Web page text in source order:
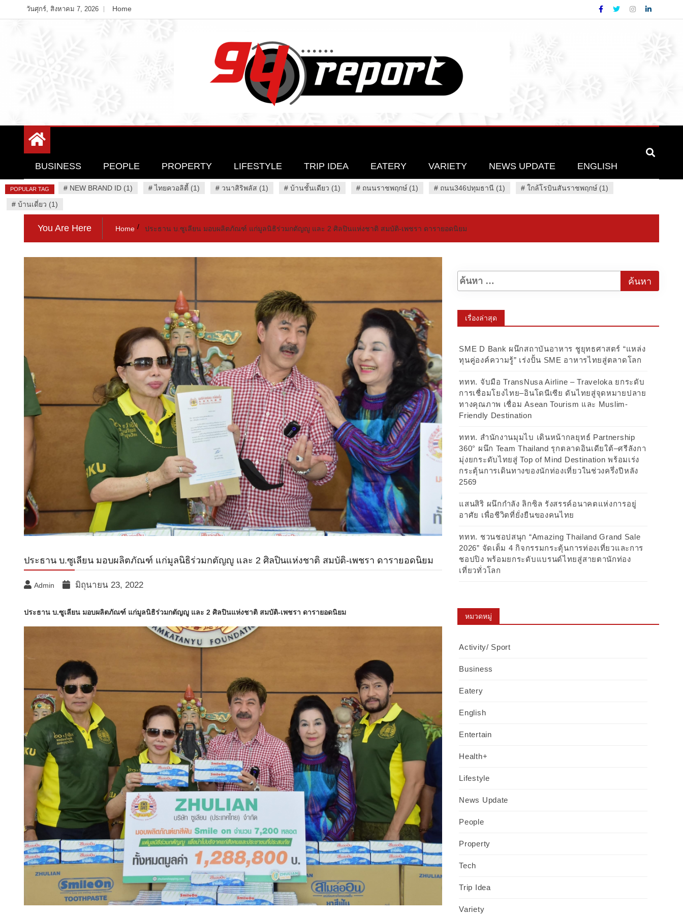
to
วันศุกร์, สิงหาคม 7, 2026 Home
94 Report.com
BUSINESS PEOPLE PROPERTY LIFESTYLE TRIP IDEA EATERY VARIETY NEWS UPDATE ENGLISH
POPULAR TAG # NEW BRAND ID (1) #ไทยควอลิตี้ (1) # วนาสิริพลัส (1) # บ้านชั้นเดียว (1) # ถนนราชพฤกษ์ (1) # ถนน346ปทุมธานี (1) # ใกล้โรบินสันราชพฤกษ์ (1)
# บ้านเดี่ยว (1)
You Are Here Home ประธาน บ.ซูเลียน มอบผลิตภัณฑ์ แก่มูลนิธิร่วมกตัญญู และ 2 ศิลปินแห่งชาติ สมบัติ-เพชรา ดารายอดนิยม
ประธาน บ.ซูเลียน มอบผลิตภัณฑ์ แก่มูลนิธิร่วมกตัญญู และ 2 ศิลปินแห่งชาติ สมบัติ-เพชรา ดารายอดนิยม
Admin มิถุนายน 23, 2022
ประธาน บ.ซูเลียน มอบผลิตภัณฑ์ แก่มูลนิธิร่วมกตัญญู และ 2 ศิลปินแห่งชาติ สมบัติ-เพชรา ดารายอดนิยม
เรื่องล่าสุด
SME D Bank ผนึกสถาบันอาหาร ชูยุทธศาสตร์ “แหล่ง
ทุนคู่องค์ความรู้” เร่งปั้น SME อาหารไทยสู่ตลาดโลก
ททท. จับมือ TransNusa Airline – Traveloka ยกระดับ
การเชื่อมโยงไทย–อินโดนีเซีย ดันไทยสู่จุดหมายปลาย
ทางคุณภาพ เชื่อม Asean Tourism และ Muslim-
Friendly Destination
ททท. สำนักงานมุมไบ เดินหน้ากลยุทธ์ Partnership
360° ผนึก Team Thailand รุกตลาดอินเดียใต้–ศรีลังกา
มุ่งยกระดับไทยสู่ Top of Mind Destination พร้อมเร่ง
กระตุ้นการเดินทางของนักท่องเที่ยวในช่วงครึ่งปีหลัง
2569
แสนสิริ ผนึกกำลัง ลิกซิล รังสรรค์อนาคตแห่งการอยู่
อาศัย เพื่อชีวิตที่ยั่งยืนของคนไทย
ททท. ชวนชอปสนุก “Amazing Thailand Grand Sale
2026” จัดเต็ม 4 กิจกรรมกระตุ้นการท่องเที่ยวและการ
ชอปปิง พร้อมยกระดับแบรนด์ไทยสู่สายตานักท่อง
เที่ยวทั่วโลก
หมวดหมู่
Activity/ Sport
Business
Eatery
English
Entertain
Health+
Lifestyle
News Update
People
Property
Tech
Trip Idea
Variety